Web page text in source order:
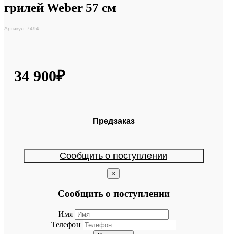
грилей Weber 57 см
Артикул: 7494
34 900₽
Предзаказ
Сообщить о поступлении
×
Сообщить о поступлении
Имя
Телефон